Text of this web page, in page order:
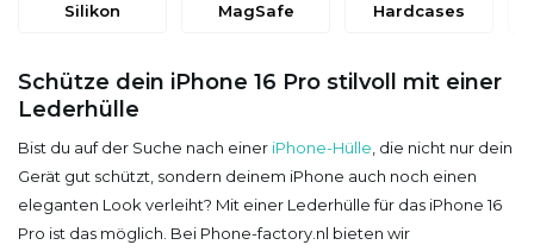
Silikon MagSafe Hardcases
Schütze dein iPhone 16 Pro stilvoll mit einer
Lederhülle
Bist du auf der Suche nach einer iPhone-Hülle, die nicht nur dein
Gerät gut schützt, sondern deinem iPhone auch noch einen
eleganten Look verleiht? Mit einer Lederhülle für das iPhone 16
Pro ist das möglich. Bei Phone-factory.nl bieten wir